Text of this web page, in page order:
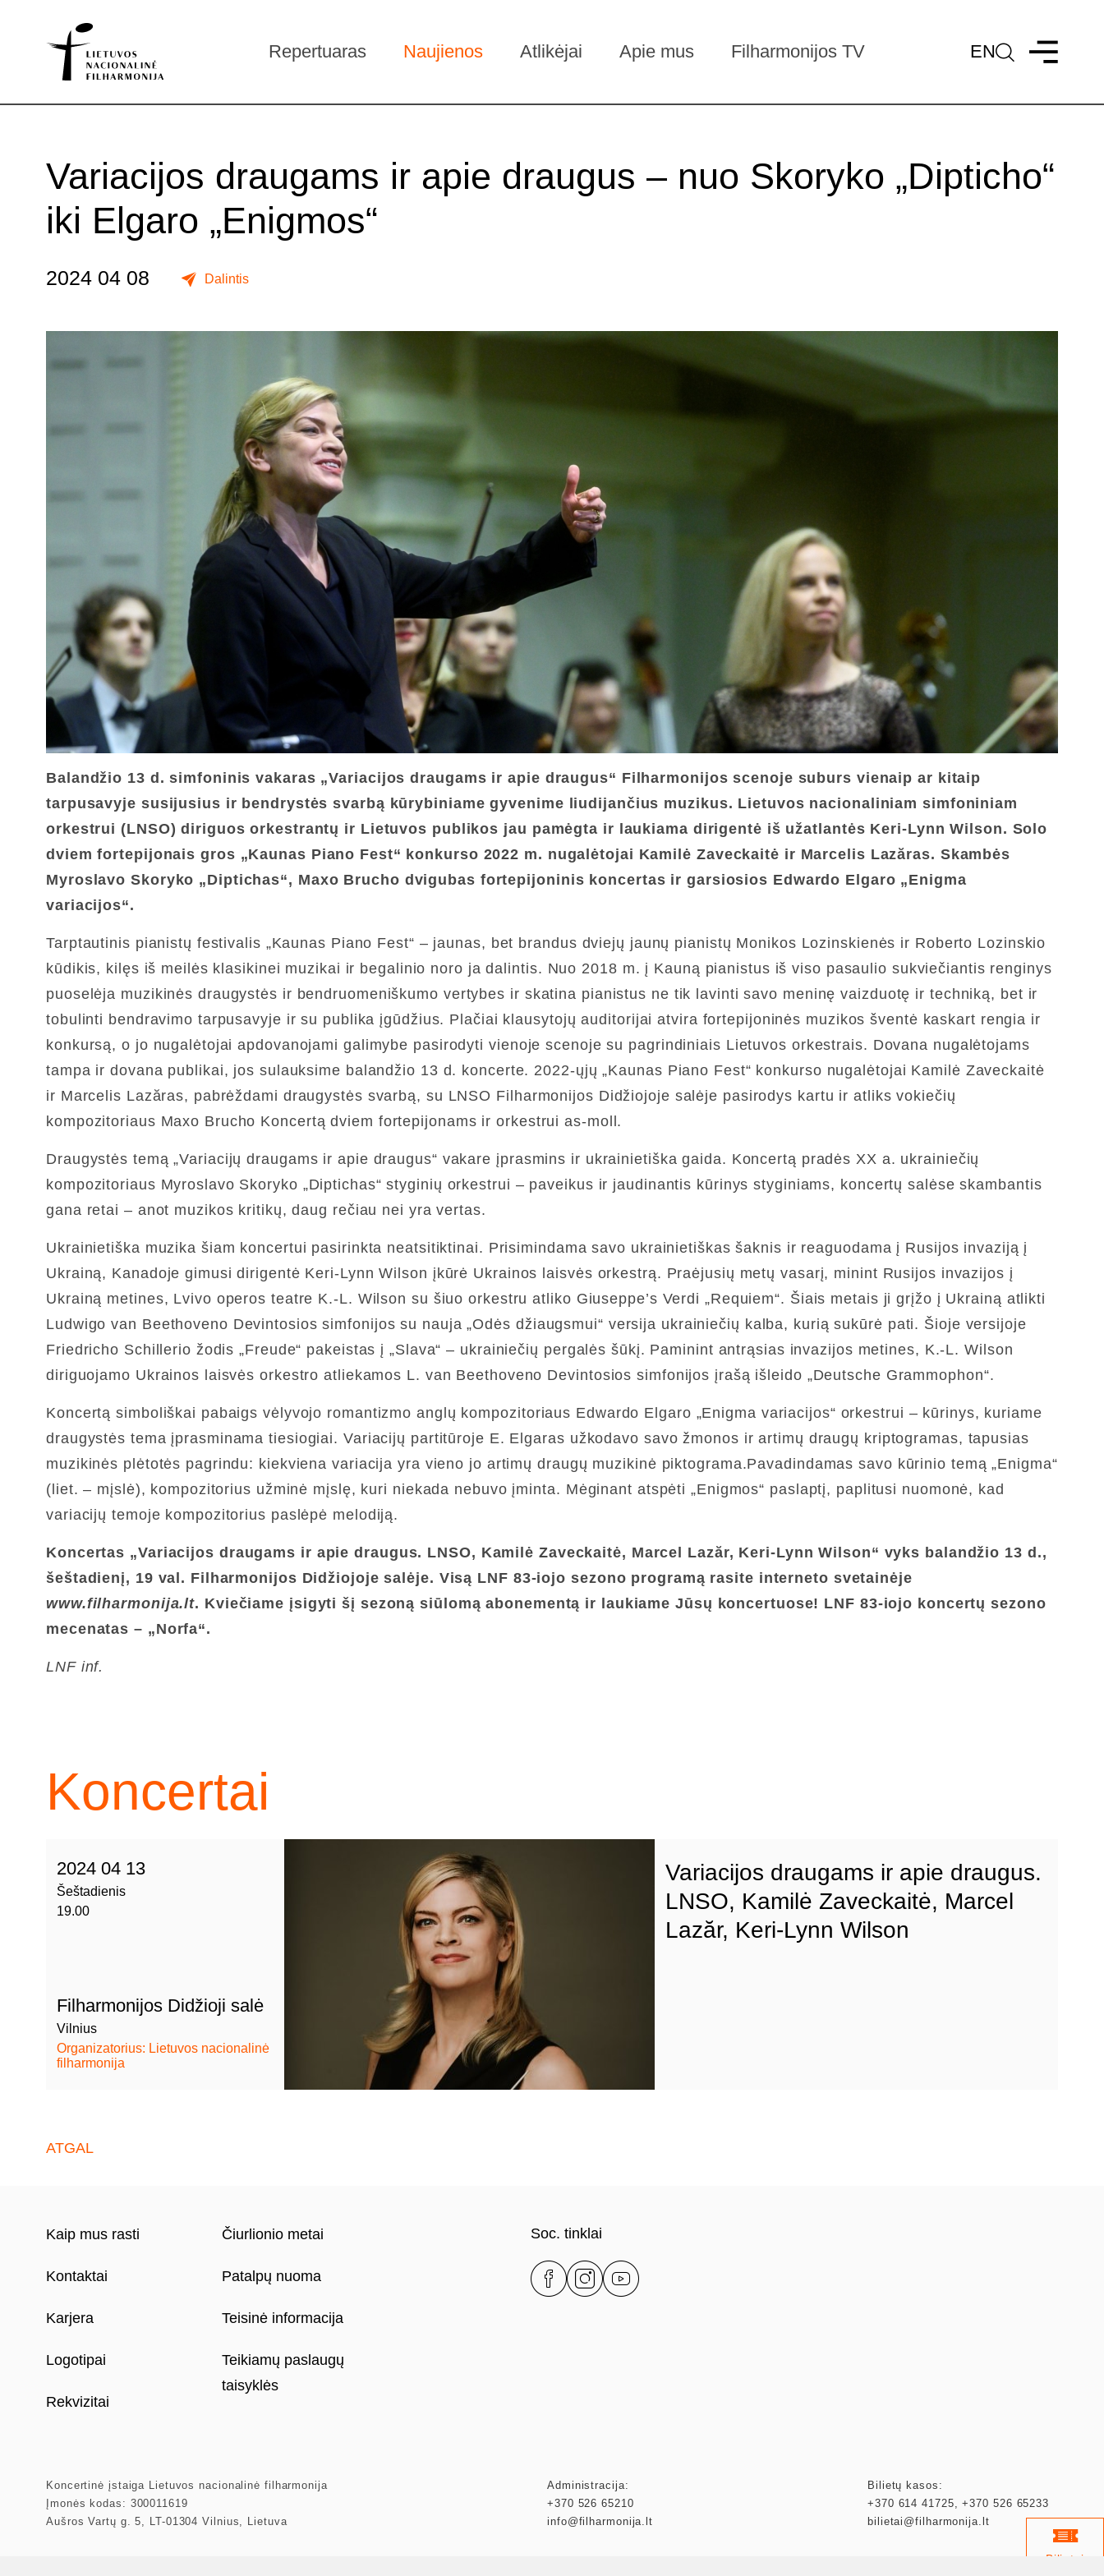
Bilietai
Repertuaras Naujienos Atlikėjai Apie mus Filharmonijos TV EN
Variacijos draugams ir apie draugus – nuo Skoryko „Dipticho“
iki Elgaro „Enigmos“
2024 04 08 Dalintis
Balandžio 13 d. simfoninis vakaras „Variacijos draugams ir apie draugus“ Filharmonijos scenoje suburs vienaip ar kitaip
tarpusavyje susijusius ir bendrystės svarbą kūrybiniame gyvenime liudijančius muzikus. Lietuvos nacionaliniam simfoniniam
orkestrui (LNSO) diriguos orkestrantų ir Lietuvos publikos jau pamėgta ir laukiama dirigentė iš užatlantės Keri-Lynn Wilson. Solo
dviem fortepijonais gros „Kaunas Piano Fest“ konkurso 2022 m. nugalėtojai Kamilė Zaveckaitė ir Marcelis Lazăras. Skambės
Myroslavo Skoryko „Diptichas“, Maxo Brucho dvigubas fortepijoninis koncertas ir garsiosios Edwardo Elgaro „Enigma
variacijos“.
Tarptautinis pianistų festivalis „Kaunas Piano Fest“ – jaunas, bet brandus dviejų jaunų pianistų Monikos Lozinskienės ir Roberto Lozinskio
kūdikis, kilęs iš meilės klasikinei muzikai ir begalinio noro ja dalintis. Nuo 2018 m. į Kauną pianistus iš viso pasaulio sukviečiantis renginys
puoselėja muzikinės draugystės ir bendruomeniškumo vertybes ir skatina pianistus ne tik lavinti savo meninę vaizduotę ir techniką, bet ir
tobulinti bendravimo tarpusavyje ir su publika įgūdžius. Plačiai klausytojų auditorijai atvira fortepijoninės muzikos šventė kaskart rengia ir
konkursą, o jo nugalėtojai apdovanojami galimybe pasirodyti vienoje scenoje su pagrindiniais Lietuvos orkestrais. Dovana nugalėtojams
tampa ir dovana publikai, jos sulauksime balandžio 13 d. koncerte. 2022-ųjų „Kaunas Piano Fest“ konkurso nugalėtojai Kamilė Zaveckaitė
ir Marcelis Lazăras, pabrėždami draugystės svarbą, su LNSO Filharmonijos Didžiojoje salėje pasirodys kartu ir atliks vokiečių
kompozitoriaus Maxo Brucho Koncertą dviem fortepijonams ir orkestrui as-moll.
Draugystės temą „Variacijų draugams ir apie draugus“ vakare įprasmins ir ukrainietiška gaida. Koncertą pradės XX a. ukrainiečių
kompozitoriaus Myroslavo Skoryko „Diptichas“ styginių orkestrui – paveikus ir jaudinantis kūrinys styginiams, koncertų salėse skambantis
gana retai – anot muzikos kritikų, daug rečiau nei yra vertas.
Ukrainietiška muzika šiam koncertui pasirinkta neatsitiktinai. Prisimindama savo ukrainietiškas šaknis ir reaguodama į Rusijos invaziją į
Ukrainą, Kanadoje gimusi dirigentė Keri-Lynn Wilson įkūrė Ukrainos laisvės orkestrą. Praėjusių metų vasarį, minint Rusijos invazijos į
Ukrainą metines, Lvivo operos teatre K.-L. Wilson su šiuo orkestru atliko Giuseppe’s Verdi „Requiem“. Šiais metais ji grįžo į Ukrainą atlikti
Ludwigo van Beethoveno Devintosios simfonijos su nauja „Odės džiaugsmui“ versija ukrainiečių kalba, kurią sukūrė pati. Šioje versijoje
Friedricho Schillerio žodis „Freude“ pakeistas į „Slava“ – ukrainiečių pergalės šūkį. Paminint antrąsias invazijos metines, K.-L. Wilson
diriguojamo Ukrainos laisvės orkestro atliekamos L. van Beethoveno Devintosios simfonijos įrašą išleido „Deutsche Grammophon“.
Koncertą simboliškai pabaigs vėlyvojo romantizmo anglų kompozitoriaus Edwardo Elgaro „Enigma variacijos“ orkestrui – kūrinys, kuriame
draugystės tema įprasminama tiesiogiai. Variacijų partitūroje E. Elgaras užkodavo savo žmonos ir artimų draugų kriptogramas, tapusias
muzikinės plėtotės pagrindu: kiekviena variacija yra vieno jo artimų draugų muzikinė piktograma.Pavadindamas savo kūrinio temą „Enigma“
(liet. – mįslė), kompozitorius užminė mįslę, kuri niekada nebuvo įminta. Mėginant atspėti „Enigmos“ paslaptį, paplitusi nuomonė, kad
variacijų temoje kompozitorius paslėpė melodiją.
Koncertas „Variacijos draugams ir apie draugus. LNSO, Kamilė Zaveckaitė, Marcel Lazăr, Keri-Lynn Wilson“ vyks balandžio 13 d.,
šeštadienį, 19 val. Filharmonijos Didžiojoje salėje. Visą LNF 83-iojo sezono programą rasite interneto svetainėje
www.filharmonija.lt. Kviečiame įsigyti šį sezoną siūlomą abonementą ir laukiame Jūsų koncertuose! LNF 83-iojo koncertų sezono
mecenatas– „Norfa“.
LNF inf.
Koncertai
2024 04 13
Šeštadienis
19.00
Filharmonijos Didžioji salė
Vilnius
Organizatorius: Lietuvos nacionalinė
filharmonija
Variacijos draugams ir apie draugus.
LNSO, Kamilė Zaveckaitė, Marcel
Lazăr, Keri-Lynn Wilson
ATGAL
Kaip mus rasti
Kontaktai
Karjera
Logotipai
Rekvizitai
Čiurlionio metai
Patalpų nuoma
Teisinė informacija
Teikiamų paslaugų
taisyklės
Soc. tinklai
Koncertinė įstaiga Lietuvos nacionalinė filharmonija
Įmonės kodas: 300011619
Aušros Vartų g. 5, LT-01304 Vilnius, Lietuva
Administracija:
+370 526 65210
info@filharmonija.lt
Bilietų kasos:
+370 614 41725,+370 526 65233
bilietai@filharmonija.lt